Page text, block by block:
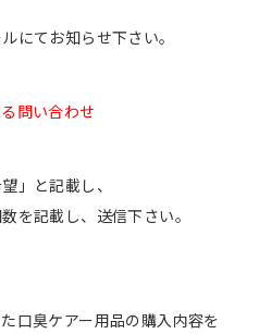
にてお知らせ下さい。
問い合わせ
」と記載し、
記載し、送信下さい。
口臭ケアー用品の購入内容を